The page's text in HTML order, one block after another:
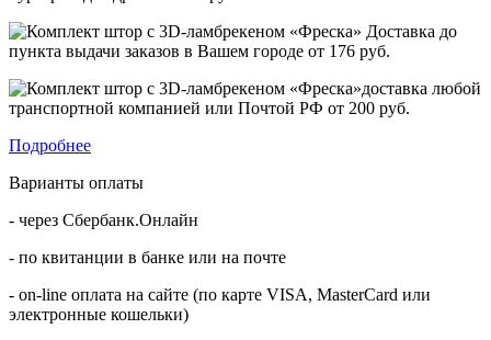
Доставка до
пункта выдачи заказов в Вашем городе от 176 руб.
доставка любой
транспортной компанией или Почтой РФ от 200 руб.
Подробнее
Варианты оплаты
- через Сбербанк.Онлайн
- по квитанции в банке или на почте
- on-line оплата на сайте (по карте VISA, MasterCard или
электронные кошельки)